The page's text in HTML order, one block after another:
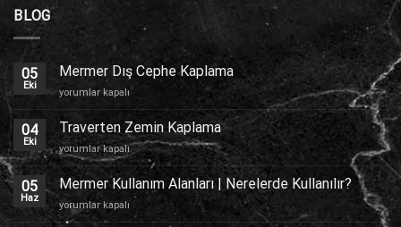
BLOG
05
Eki
Mermer Dış Cephe Kaplama
Mermer
Dış
Cephe
Kaplama
için
yorumlar kapalı
04
Eki
Traverten Zemin Kaplama
Traverten
Zemin
Kaplama
için
yorumlar kapalı
05
Haz
Mermer Kullanım Alanları | Nerelerde Kullanılır?
Mermer
Kullanım
yorumlar kapalı